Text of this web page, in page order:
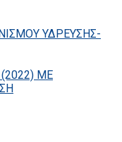
ΥΔΡΕΥΣΗΣ-
ΜΕ